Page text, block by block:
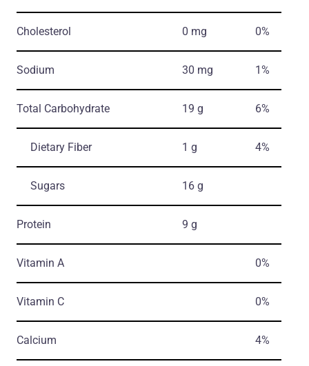
Cholesterol 0 mg 0%
Sodium 30 mg 1%
Total Carbohydrate 19 g 6%
Dietary Fiber 1 g 4%
Sugars 16 g
Protein 9 g
Vitamin A 0%
Vitamin C 0%
Calcium 4%